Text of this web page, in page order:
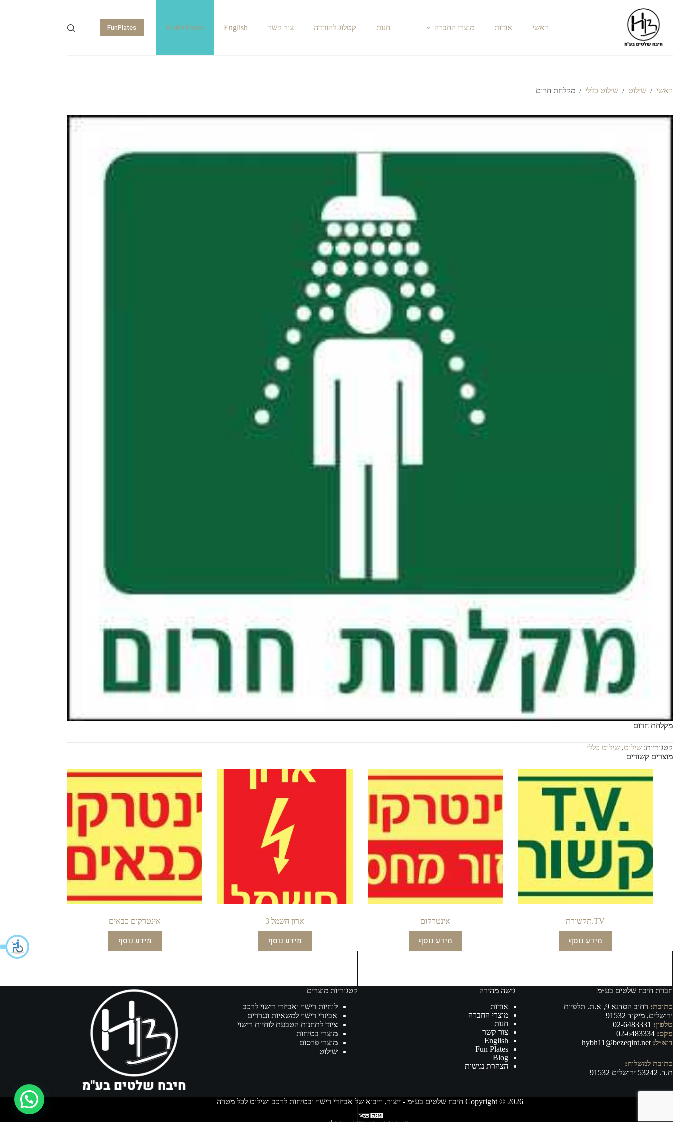
ראשי אודות מוצרי החברה חנות קטלוג להורדה צור קשר English
RollerPlates
FunPlates
Shopping
ראשי / שילוט / שילוט כללי / מקלחת חרום
מקלחת חרום
קטגוריות: שילוט, שילוט כללי
מוצרים קשורים
TV.תקשורת
מידע נוסף
אינטרקום
מידע נוסף
ארון חשמל 3
מידע נוסף
אינטרקום כבאים
מידע נוסף
חברת חיבח שלטים בע״מ
כתובת:
רחוב הסדנא 9, א.ת. תלפיות
ירושלים, מיקוד 91532
טלפון: 02-6483331
פקס:
דוא״ל: hybh11@bezeqint.net
כתובת למשלוח:
ת.ד. 53242 ירושלים 91532
גישה מהירה
אודות
מוצרי החברה
חנות
צור קשר
English
Fun Plates
Blog
הצהרת נגישות
קטגוריות מוצרים
לוחיות רישוי ואביזרי רישוי לרכב
אביזרי רישוי למשאיות ונגררים
ציוד לתחנות הטבעת לוחיות רישוי
מוצרי בטיחות
מוצרי פרסום
שילוט
Copyright © 2026 חיבח שלטים בע״מ - ייצור, וייבוא של אביזרי רישוי ובטיחות לרכב ושילוט לכל מטרה איך אפשר לעזור?